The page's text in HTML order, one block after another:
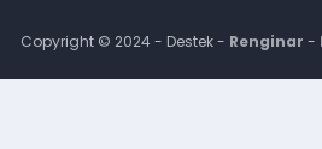
Copyright © 2024 - Destek - Renginar -